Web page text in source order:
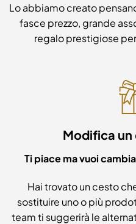
Lo abbiamo creato
fasce prezzo, grande
regalo prestigiose
Modifica
Ti piace ma vuoi
Hai trovato un cesto
sostituire uno o più
team ti suggerirà le